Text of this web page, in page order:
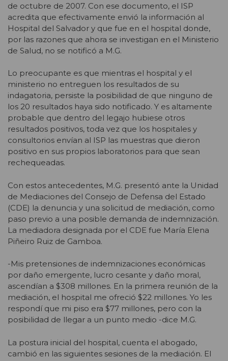
de octubre de 2007. Con ese documento, el ISP
acredita que efectivamente envió la información al
Hospital del Salvador y que fue en el hospital donde,
por las razones que ahora se investigan en el Ministerio
de Salud, no se notificó a M.G.
Lo preocupante es que mientras el hospital y el
ministerio no entreguen los resultados de su
indagatoria, persiste la posibilidad de que ninguno de
los 20 resultados haya sido notificado. Y es altamente
probable que dentro del legajo hubiese otros
resultados positivos, toda vez que los hospitales y
consultorios envían al ISP las muestras que dieron
positivo en sus propios laboratorios para que sean
rechequeadas.
Con estos antecedentes, M.G. presentó ante la Unidad
de Mediaciones del Consejo de Defensa del Estado
(CDE) la denuncia y una solicitud de mediación, como
paso previo a una posible demanda de indemnización.
La mediadora designada por el CDE fue María Elena
Piñeiro Ruiz de Gamboa.
-Mis pretensiones de indemnizaciones económicas
por daño emergente, lucro cesante y daño moral,
ascendían a $308 millones. En la primera reunión de la
mediación, el hospital me ofreció $22 millones. Yo les
respondí que mi piso era $77 millones, pero con la
posibilidad de llegar a un punto medio -dice M.G.
La postura inicial del hospital, cuenta el abogado,
cambió en las siguientes sesiones de la mediación. El